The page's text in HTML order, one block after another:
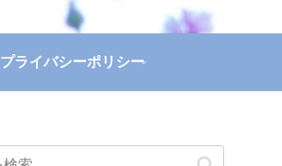
プライバシーポリシー